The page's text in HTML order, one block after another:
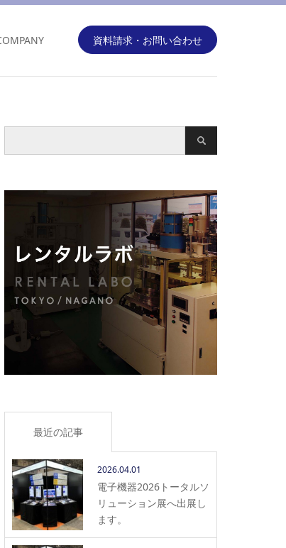
資料請求・お問い合わせ
最近の記事
2026.04.01
電子機器2026トータルソ
リューション展へ出展し
ます。